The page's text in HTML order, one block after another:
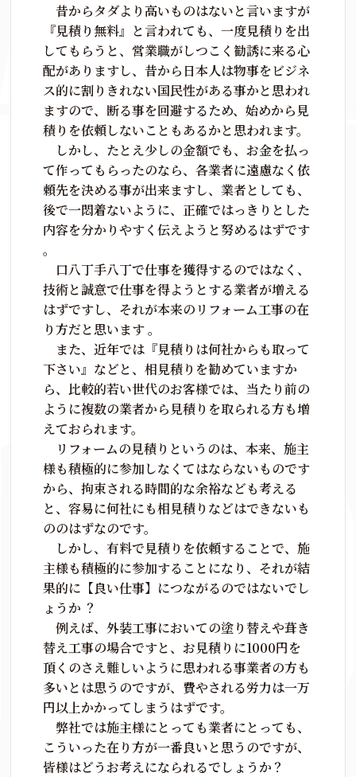
昔からタダより高いものはないと言いますが
『見積り無料』と言われても、一度見積りを出
してもらうと、営業職がしつこく勧誘に来る心
配がありますし、昔から日本人は物事をビジネ
ス的に割りきれない国民性がある事かと思われ
ますので、断る事を回避するため、始めから見
積りを依頼しないこともあるかと思われます。
しかし、たとえ少しの金額でも、お金を払っ
て作ってもらったのなら、各業者に遠慮なく依
頼先を決める事が出来ますし、業者としても、
後で一悶着ないように、正確ではっきりとした
内容を分かりやすく伝えようと努めるはずです
。
口八丁手八丁で仕事を獲得するのではなく、
技術と誠意で仕事を得ようとする業者が増える
はずですし、それが本来のリフォーム工事の在
り方だと思います 。
また、近年では『見積りは何社からも取って
下さい』などと、相見積りを勧めていますか
ら、比較的若い世代のお客様では、当たり前の
ように複数の業者から見積りを取られる方も増
えておられます。
リフォームの見積りというのは、本来、施主
様も積極的に参加しなくてはならないものです
から、拘束される時間的な余裕なども考える
と、容易に何社にも相見積りなどはできないも
ののはずなのです。
しかし、有料で見積りを依頼することで、施
主様も積極的に参加することになり、それが結
果的に【良い仕事】につながるのではないでし
ょうか ？
例えば、外装工事においての塗り替えや葺き
替え工事の場合ですと、お見積りに1000円を
頂くのさえ難しいように思われる事業者の方も
多いとは思うのですが、費やされる労力は一万
円以上かかってしまうはずです。
弊社では施主様にとっても業者にとっても、
こういった在り方が一番良いと思うのですが、
皆様はどうお考えになられるでしょうか？